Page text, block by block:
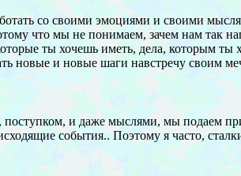
со своими эмоциями и своими
что мы не понимаем, зачем нам так
ты хочешь иметь, дела, которым ты
новые и новые шаги навстречу своим
и даже мыслями, мы подаем
события.. Поэтому я часто,